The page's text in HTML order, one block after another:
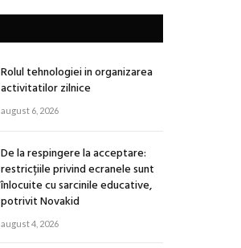
Rolul tehnologiei in organizarea
activitatilor zilnice
august 6, 2026
De la respingere la acceptare:
restricțiile privind ecranele sunt
înlocuite cu sarcinile educative,
potrivit Novakid
august 4, 2026